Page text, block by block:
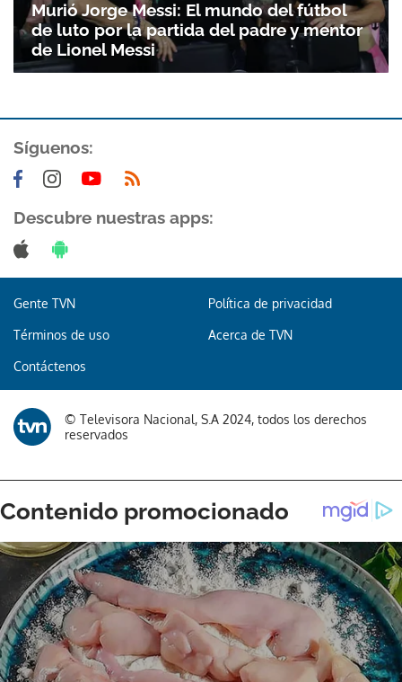
Murió Jorge Messi: El mundo del fútbol
de luto por la partida del padre y mentor
de Lionel Messi
Síguenos:
Descubre nuestras apps:
Gente TVN Política de privacidad
Términos de uso Acerca de TVN
Contáctenos
© Televisora Nacional, S.A 2024, todos los derechos
reservados